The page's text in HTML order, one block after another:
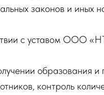
законов и иных
с уставом ООО
образования
контроль